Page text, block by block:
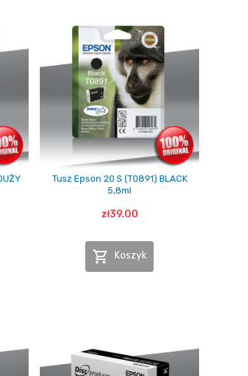
Tusz Epson 20 S (T0891) BLACK
5,8ml
zł39.00
 Koszyk